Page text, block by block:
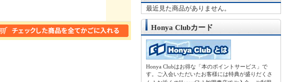
最近見た商品がありません。
Honya Clubカード
Honya Clubはお得な「本のポイントサービス」で
す。ご入会いただいたお客様には特典が盛りだくさ